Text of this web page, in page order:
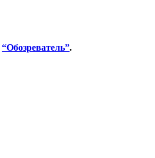
“Обозреватель”.